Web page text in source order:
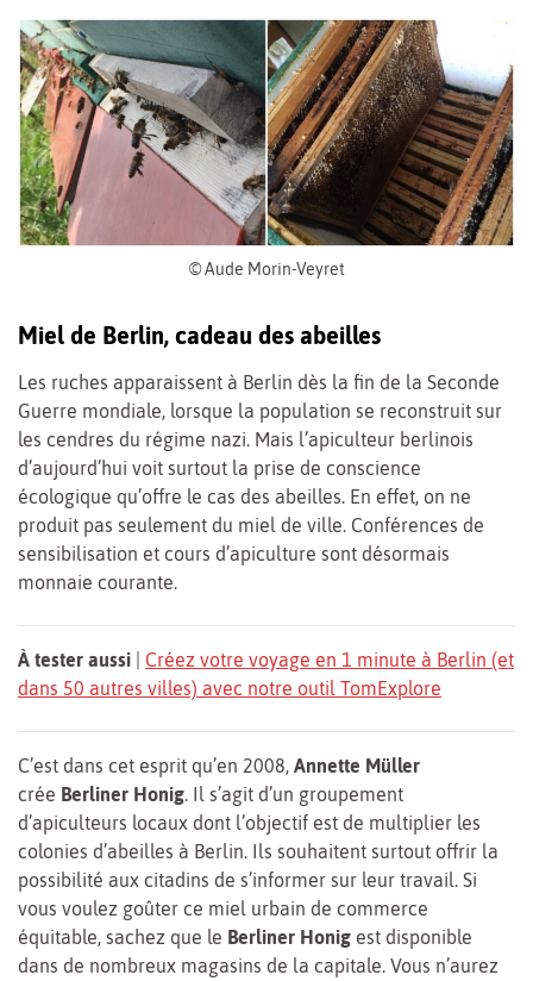
© Aude Morin-Veyret
Miel de Berlin, cadeau des abeilles
Les ruches apparaissent à Berlin dès la fin de la Seconde
Guerre mondiale, lorsque la population se reconstruit sur
les cendres du régime nazi. Mais l’apiculteur berlinois
d’aujourd’hui voit surtout la prise de conscience
écologique qu’offre le cas des abeilles. En effet, on ne
produit pas seulement du miel de ville. Conférences de
sensibilisation et cours d’apiculture sont désormais
monnaie courante.
À tester aussi
Créez votre voyage en 1 minute à Berlin (et
dans 50 autres villes) avec notre outil TomExplore
C’est dans cet esprit qu’en 2008, Annette Müller
crée Berliner Honig . Il s’agit d’un groupement
d’apiculteurs locaux dont l’objectif est de multiplier les
colonies d’abeilles à Berlin. Ils souhaitent surtout offrir la
possibilité aux citadins de s’informer sur leur travail. Si
vous voulez goûter ce miel urbain de commerce
équitable, sachez que le Berliner Honig est disponible
dans de nombreux magasins de la capitale. Vous n’aurez